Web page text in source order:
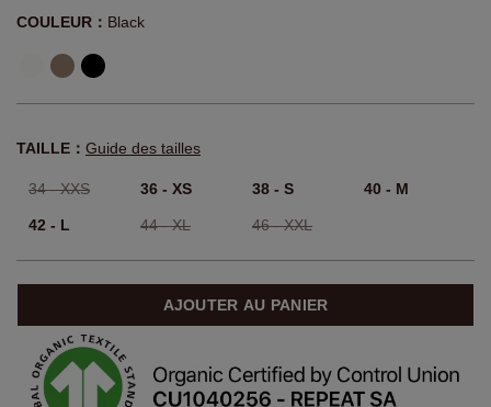
COULEUR： Black
TAILLE： Guide des tailles
34 - XXS 36 - XS 38 - S 40 - M
42 - L 44 - XL 46 - XXL
AJOUTER AU PANIER